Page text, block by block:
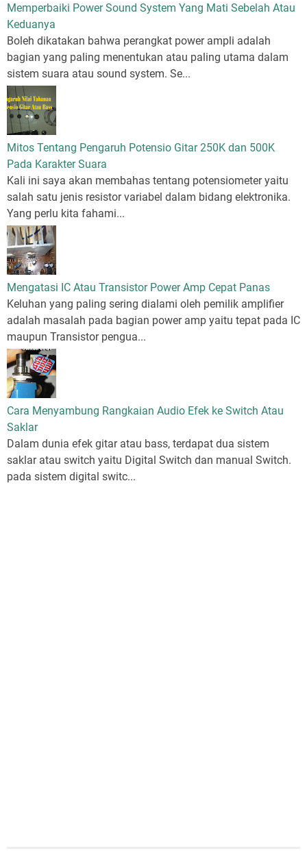
Memperbaiki Power Sound System Yang Mati Sebelah Atau
Keduanya
Boleh dikatakan bahwa perangkat power ampli adalah
bagian yang paling menentukan atau paling utama dalam
sistem suara atau sound system. Se...
Mitos Tentang Pengaruh Potensio Gitar 250K dan 500K
Pada Karakter Suara
Kali ini saya akan membahas tentang potensiometer yaitu
salah satu jenis resistor variabel dalam bidang elektronika.
Yang perlu kita fahami...
Mengatasi IC Atau Transistor Power Amp Cepat Panas
Keluhan yang paling sering dialami oleh pemilik amplifier
adalah masalah pada bagian power amp yaitu tepat pada IC
maupun Transistor pengua...
Cara Menyambung Rangkaian Audio Efek ke Switch Atau
Saklar
Dalam dunia efek gitar atau bass, terdapat dua sistem
saklar atau switch yaitu Digital Switch dan manual Switch.
pada sistem digital switc...